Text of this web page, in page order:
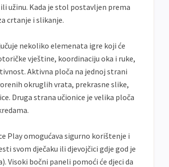
užinu. Kada je stol postavljen prema
crtanje i slikanje.
nekoliko elemenata igre koji će
vještine, koordinaciju oka i ruke,
Aktivna ploča na jednoj strani
okruglih vrata, prekrasne slike,
Druga strana učionice je velika ploča
Play omogućava sigurno korištenje i
svom dječaku ili djevojčici gdje god je
Visoki bočni paneli pomoći će djeci da